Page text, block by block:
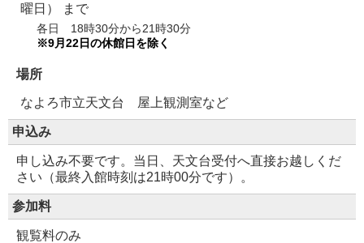
曜日）
まで
各日 18時30分から21時30分
※9月22日の休館日を除く
場所
なよろ市立天文台 屋上観測室など
申込み
申し込み不要です。当日、天文台受付へ直接お越しくだ
さい（最終入館時刻は21時00分です）。
参加料
観覧料のみ